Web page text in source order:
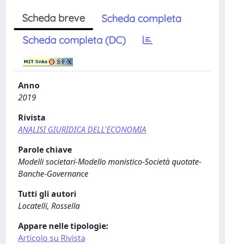
Scheda breve
Scheda completa
Scheda completa (DC)
Anno
2019
Rivista
ANALISI GIURIDICA DELL'ECONOMIA
Parole chiave
Modelli societari-Modello monistico-Società quotate-
Banche-Governance
Tutti gli autori
Locatelli, Rossella
Appare nelle tipologie:
Articolo su Rivista